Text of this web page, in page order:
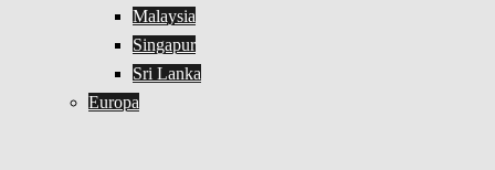
Malaysia
Singapur
Sri Lanka
Europa